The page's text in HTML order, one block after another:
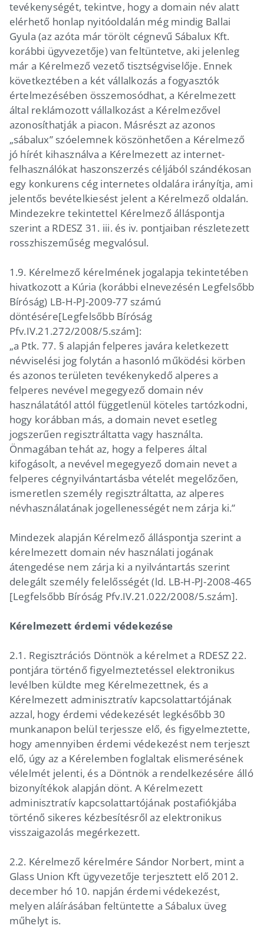
tevékenységét, tekintve, hogy a domain név alatt
elérhető honlap nyitóoldalán még mindig Ballai
Gyula (az azóta már törölt cégnevű Sábalux Kft.
korábbi ügyvezetője) van feltüntetve, aki jelenleg
már a Kérelmező vezető tisztségviselője. Ennek
következtében a két vállalkozás a fogyasztók
értelmezésében összemosódhat, a Kérelmezett
által reklámozott vállalkozást a Kérelmezővel
azonosíthatják a piacon. Másrészt az azonos
„sábalux” szóelemnek köszönhetően a Kérelmező
jó hírét kihasználva a Kérelmezett az internet-
felhasználókat haszonszerzés céljából szándékosan
egy konkurens cég internetes oldalára irányítja, ami
jelentős bevételkiesést jelent a Kérelmező oldalán.
Mindezekre tekintettel Kérelmező álláspontja
szerint a RDESZ 31. iii. és iv. pontjaiban részletezett
rosszhiszeműség megvalósul.
1.9. Kérelmező kérelmének jogalapja tekintetében
hivatkozott a Kúria (korábbi elnevezésén Legfelsőbb
Bíróság) LB-H-PJ-2009-77 számú
döntésére[Legfelsőbb Bíróság
Pfv.IV.21.272/2008/5.szám]:
„a Ptk. 77. § alapján felperes javára keletkezett
névviselési jog folytán a hasonló működési körben
és azonos területen tevékenykedő alperes a
felperes nevével megegyező domain név
használatától attól függetlenül köteles tartózkodni,
hogy korábban más, a domain nevet esetleg
jogszerűen regisztráltatta vagy használta.
Önmagában tehát az, hogy a felperes által
kifogásolt, a nevével megegyező domain nevet a
felperes cégnyilvántartásba vételét megelőzően,
ismeretlen személy regisztráltatta, az alperes
névhasználatának jogellenességét nem zárja ki.”
Mindezek alapján Kérelmező álláspontja szerint a
kérelmezett domain név használati jogának
átengedése nem zárja ki a nyilvántartás szerint
delegált személy felelősségét (ld. LB-H-PJ-2008-465
[Legfelsőbb Bíróság Pfv.IV.21.022/2008/5.szám].
Kérelmezett érdemi védekezése
2.1. Regisztrációs Döntnök a kérelmet a RDESZ 22.
pontjára történő figyelmeztetéssel elektronikus
levélben küldte meg Kérelmezettnek, és a
Kérelmezett adminisztratív kapcsolattartójának
azzal, hogy érdemi védekezését legkésőbb 30
munkanapon belül terjessze elő, és figyelmeztette,
hogy amennyiben érdemi védekezést nem terjeszt
elő, úgy az a Kérelemben foglaltak elismerésének
vélelmét jelenti, és a Döntnök a rendelkezésére álló
bizonyítékok alapján dönt. A Kérelmezett
adminisztratív kapcsolattartójának postafiókjába
történő sikeres kézbesítésről az elektronikus
visszaigazolás megérkezett.
2.2. Kérelmező kérelmére Sándor Norbert, mint a
Glass Union Kft ügyvezetője terjesztett elő 2012.
december hó 10. napján érdemi védekezést,
melyen aláírásában feltüntette a Sábalux üveg
műhelyt is.